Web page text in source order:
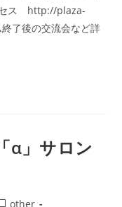
ス http://plaza-
了後の交流会など詳
α」サロン
other